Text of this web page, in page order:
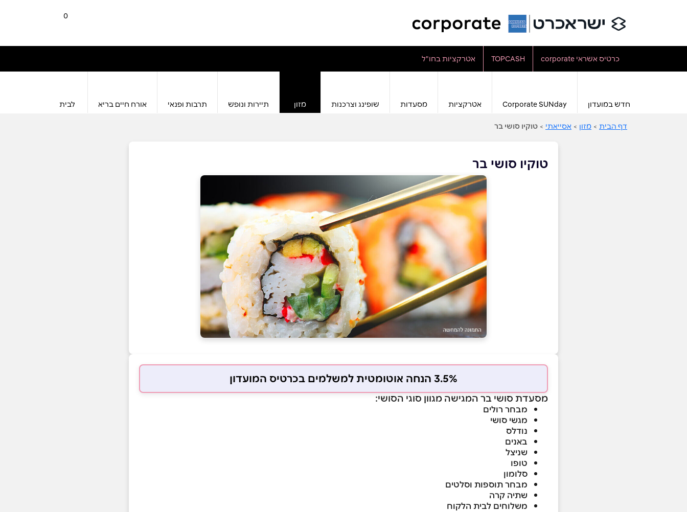
0
כרטיס אשראי corporate TOPCASH אטרקציות בחו"ל
חדש במועדון Corporate SUNday אטרקציות מסעדות שופינג וצרכנות מזון תיירות ונופש תרבות ופנאי אורח חיים בריא לבית
דף הבית > מזון > אסייאתי > טוקיו סושי בר
טוקיו סושי בר
3.5% הנחה אוטומטית למשלמים בכרטיס המועדון
מסעדת סושי בר המגישה מגוון סוגי הסושי:
מבחר רולים
מגשי סושי
נודלס
באנים
שניצל
טופו
סלומון
מבחר תוספות וסלטים
שתיה קרה
משלוחים לבית הלקוח